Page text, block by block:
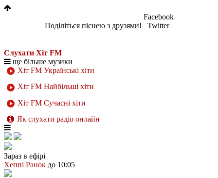
Поділіться піснею з друзями!
Facebook
Twitter
Слухати Хіт FM
ще більше музики
Хіт FM Українські хіти
Хіт FM Найбільші хіти
Хіт FM Сучасні хіти
Як слухати радіо онлайн
Зараз в ефірі
Хеппі Ранок до 10:05